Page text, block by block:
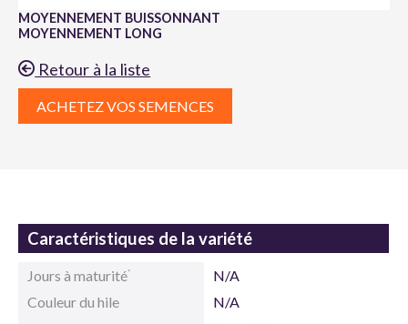
MOYENNEMENT BUISSONNANT
MOYENNEMENT LONG
Retour à la liste
ACHETEZ VOS SEMENCES
Caractéristiques de la variété
Jours à maturité*
N/A
Couleur du hile
N/A